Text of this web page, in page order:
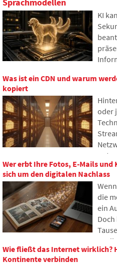
KI
Was ist ein CDN und warum
kopiert
oder
an
Wer erbt Ihre Fotos, E-Mails
sich um den digitalen Nachlass
die
ein
Wie fließt das Internet wirklich?
Kontinente verbinden